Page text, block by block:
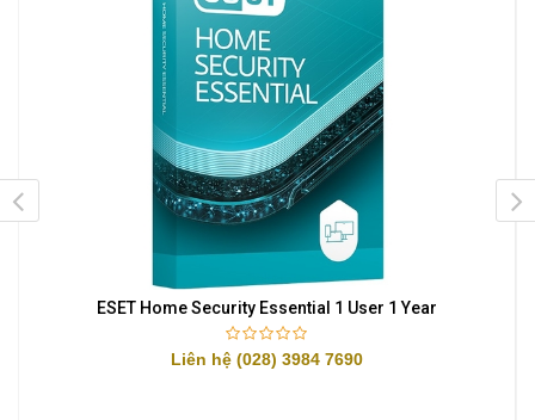
ESET Home Security Essential 1 User 1 Year
Liên hệ (028) 3984 7690